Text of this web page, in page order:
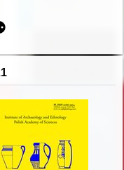
narodowy dla